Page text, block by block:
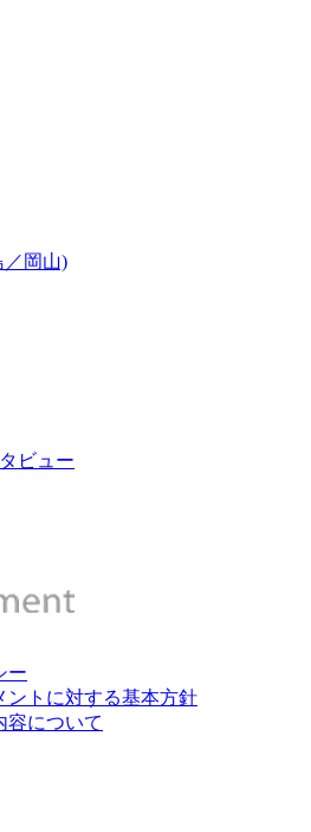
／岡山)
ビュー
ー
ントに対する基本方針
容について